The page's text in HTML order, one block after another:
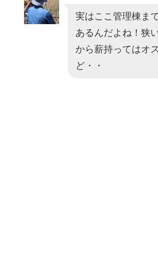
実はここ管理棟ま
あるんだよね！狭
から薪持ってはオ
ど・・